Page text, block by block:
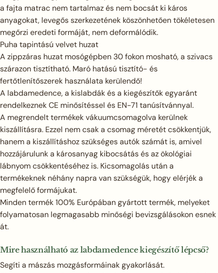
a fajta matrac nem tartalmaz és nem bocsát ki káros
anyagokat, levegős szerkezetének köszönhetően tökéletesen
megőrzi eredeti formáját, nem deformálódik.
Puha tapintású velvet huzat
A zippzáras huzat mosógépben 30 fokon mosható, a szivacs
szárazon tisztítható. Maró hatású tisztító- és
fertőtlenítőszerek használata kerülendő!
A labdamedence, a kislabdák és a kiegészítők egyaránt
rendelkeznek CE minősítéssel és EN-71 tanúsítvánnyal.
A megrendelt termékek vákuumcsomagolva kerülnek
kiszállításra. Ezzel nem csak a csomag méretét csökkentjük,
hanem a kiszállításhoz szükséges autók számát is, amivel
hozzájárulunk a károsanyag kibocsátás és az ökológiai
lábnyom csökkentéséhez is. Kicsomagolás után a
termékeknek néhány napra van szükségük, hogy elérjék a
megfelelő formájukat.
Minden termék 100% Európában gyártott termék, melyeket
folyamatosan legmagasabb minőségi bevizsgálásokon esnek
át.
Mire használható az labdamedence kiegészítő lépcső?
Segíti a mászás mozgásformáinak gyakorlását.